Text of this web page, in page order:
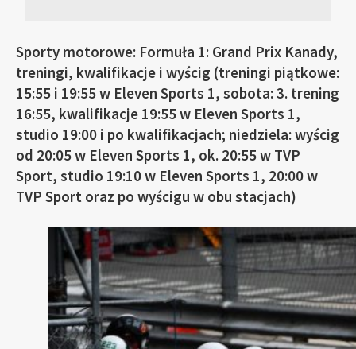
Sporty motorowe: Formuła 1: Grand Prix Kanady,
treningi, kwalifikacje i wyścig (treningi piątkowe:
15:55 i 19:55 w Eleven Sports 1, sobota: 3. trening
16:55, kwalifikacje 19:55 w Eleven Sports 1,
studio 19:00 i po kwalifikacjach; niedziela: wyścig
od 20:05 w Eleven Sports 1, ok. 20:55 w TVP
Sport, studio 19:10 w Eleven Sports 1, 20:00 w
TVP Sport oraz po wyścigu w obu stacjach)